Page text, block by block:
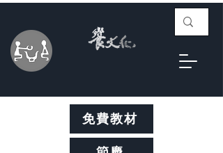
免費教材